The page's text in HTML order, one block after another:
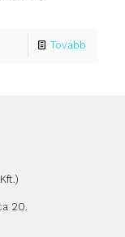
Tovább
20.